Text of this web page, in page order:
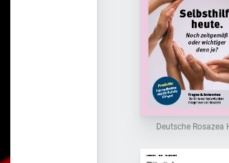
Deutsche Rosazea